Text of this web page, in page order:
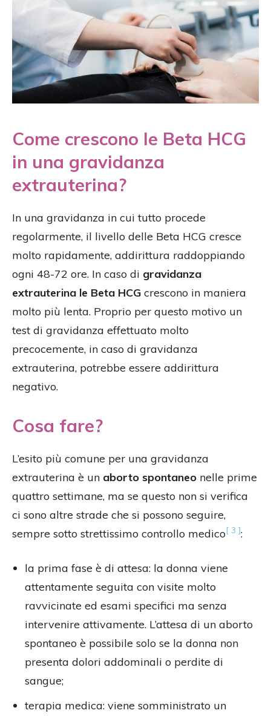
Come crescono le Beta HCG
in una gravidanza
extrauterina?
In una gravidanza in cui tutto procede
regolarmente, il livello delle Beta HCG cresce
molto rapidamente, addirittura raddoppiando
ogni 48-72 ore. In caso di gravidanza
extrauterina le Beta HCG crescono in maniera
molto più lenta. Proprio per questo motivo un
test di gravidanza effettuato molto
precocemente, in caso di gravidanza
extrauterina, potrebbe essere addirittura
negativo.
Cosa fare?
L’esito più comune per una gravidanza
extrauterina è un aborto spontaneo nelle prime
quattro settimane, ma se questo non si verifica
ci sono altre strade che si possono seguire,
sempre sotto strettissimo controllo medico[ 3 ]:
la prima fase è di attesa: la donna viene
attentamente seguita con visite molto
ravvicinate ed esami specifici ma senza
intervenire attivamente. L’attesa di un aborto
spontaneo è possibile solo se la donna non
presenta dolori addominali o perdite di
sangue;
terapia medica: viene somministrato un